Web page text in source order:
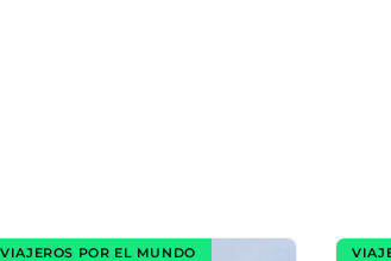
VIAJEROS POR EL MUNDO